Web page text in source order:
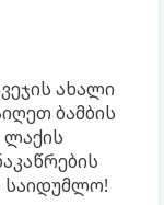
ახალი
ბამბის
საიდუმლო!